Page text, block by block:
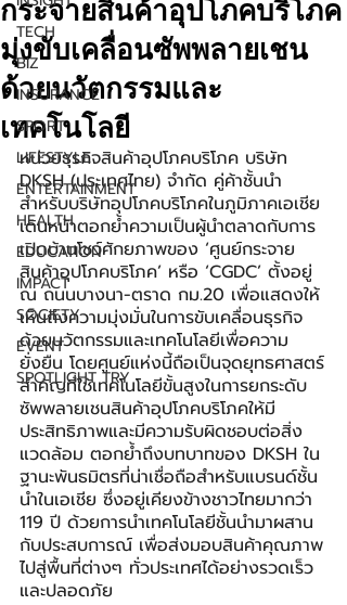
TECH
BIZ
INSURANCE
SPORT
LIFESTYLE
ENTERTAINMENT
HEALTH
EDUCATION
IMPACT
SOCIETY
EVENT
SPOTLIGHT TRY
กระจายสินค้าอุปโภคบริโภค
มุ่งขับเคลื่อนซัพพลายเชน
ด้วยนวัตกรรมและ
เทคโนโลยี
หน่วยธุรกิจสินค้าอุปโภคบริโภค บริษัท
DKSH (ประเทศไทย) จำกัด คู่ค้าชั้นนำ
สำหรับบริษัทอุปโภคบริโภคในภูมิภาคเอเชีย
เดินหน้าตอกย้ำความเป็นผู้นำตลาดกับการ
เปิดบ้านโชว์ศักยภาพของ ‘ศูนย์กระจาย
สินค้าอุปโภคบริโภค’ หรือ ‘CGDC’ ตั้งอยู่
ณ ถนนบางนา-ตราด กม.20 เพื่อแสดงให้
เห็นถึงความมุ่งมั่นในการขับเคลื่อนธุรกิจ
ด้วยนวัตกรรมและเทคโนโลยีเพื่อความ
ยั่งยืน โดยศูนย์แห่งนี้ถือเป็นจุดยุทธศาสตร์
สำคัญที่ใช้เทคโนโลยีขั้นสูงในการยกระดับ
ซัพพลายเชนสินค้าอุปโภคบริโภคให้มี
ประสิทธิภาพและมีความรับผิดชอบต่อสิ่ง
แวดล้อม ตอกย้ำถึงบทบาทของ DKSH ใน
ฐานะพันธมิตรที่น่าเชื่อถือสำหรับแบรนด์ชั้น
นำในเอเชีย ซึ่งอยู่เคียงข้างชาวไทยมากว่า
119 ปี ด้วยการนำเทคโนโลยีชั้นนำมาผสาน
กับประสบการณ์ เพื่อส่งมอบสินค้าคุณภาพ
ไปสู่พื้นที่ต่างๆ ทั่วประเทศได้อย่างรวดเร็ว
และปลอดภัย